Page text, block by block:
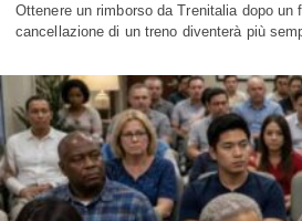
Ottenere un rimborso da Trenitalia dopo un
cancellazione di un treno diventerà più